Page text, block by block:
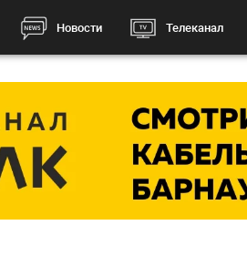
Новости Телеканал